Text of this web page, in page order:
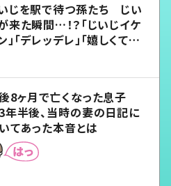
じを駅で待つ孫たち じい
来た瞬間…！？「じいじイケ
」「デレッデレ」「嬉しくて可
8ヶ月で亡くなった息子
年半後、当時の妻の日記に
てあった本音とは